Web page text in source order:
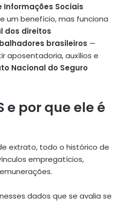
Sociais
um benefício, mas funciona
dos direitos
brasileiros —
aposentadoria, auxílios e
Nacional do Seguro
e por que ele é
extrato, todo o histórico de
empregatícios,
dados que se avalia se